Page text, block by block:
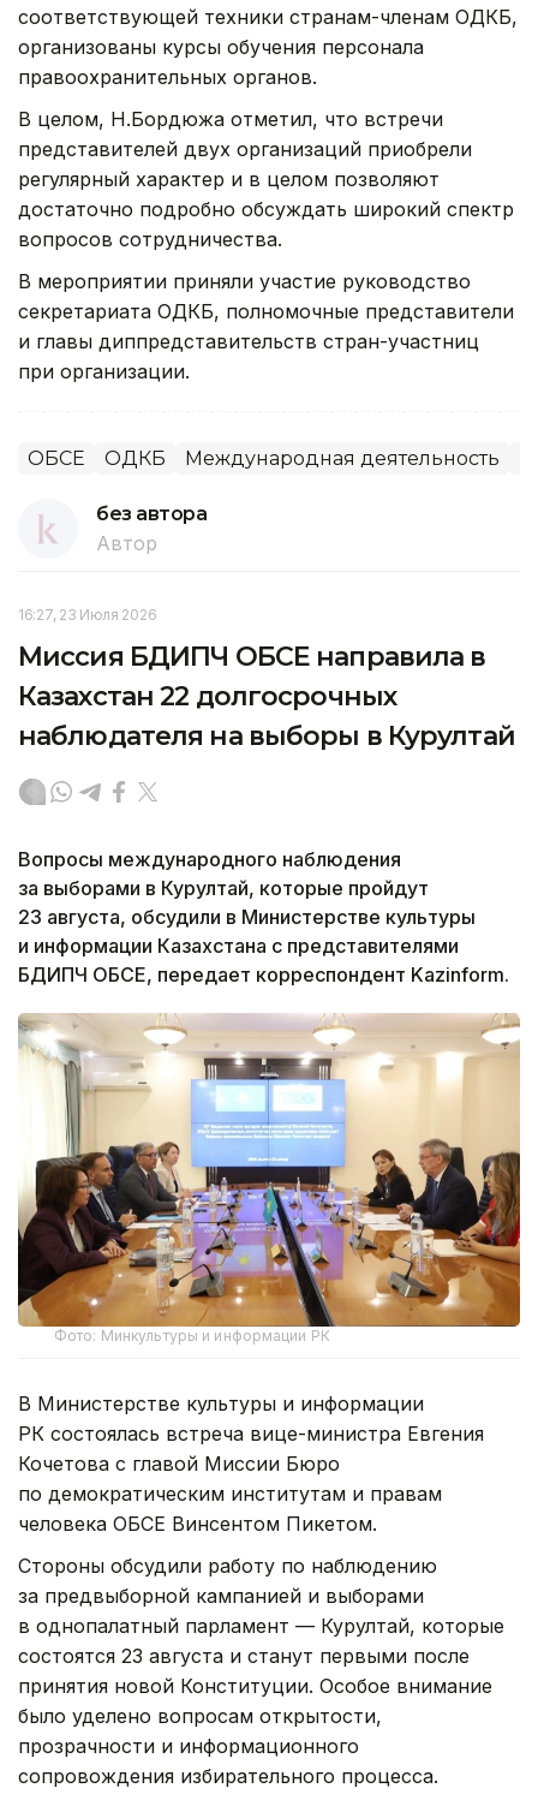
соответствующей техники странам-членам ОДКБ,
организованы курсы обучения персонала
правоохранительных органов.
В целом, Н.Бордюжа отметил, что встречи
представителей двух организаций приобрели
регулярный характер и в целом позволяют
достаточно подробно обсуждать широкий спектр
вопросов сотрудничества.
В мероприятии приняли участие руководство
секретариата ОДКБ, полномочные представители
и главы диппредставительств стран-участниц
при организации.
ОБСЕ ОДКБ Международная деятельность
без автора
Автор
16:27, 23 Июля 2026
Миссия БДИПЧ ОБСЕ направила в
Казахстан 22 долгосрочных
наблюдателя на выборы в Курултай
Вопросы международного наблюдения
за выборами в Курултай, которые пройдут
23 августа, обсудили в Министерстве культуры
и информации Казахстана с представителями
БДИПЧ ОБСЕ, передает корреспондент Kazinform.
Фото: Минкультуры и информации РК
В Министерстве культуры и информации
РК состоялась встреча вице-министра Евгения
Кочетова с главой Миссии Бюро
по демократическим институтам и правам
человека ОБСЕ Винсентом Пикетом.
Стороны обсудили работу по наблюдению
за предвыборной кампанией и выборами
в однопалатный парламент — Курултай, которые
состоятся 23 августа и станут первыми после
принятия новой Конституции. Особое внимание
было уделено вопросам открытости,
прозрачности и информационного
сопровождения избирательного процесса.